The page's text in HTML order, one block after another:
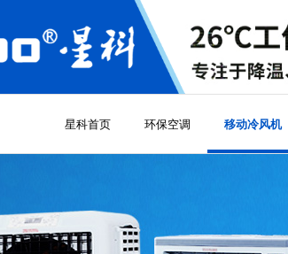
星科首页 环保空调 移动冷风机